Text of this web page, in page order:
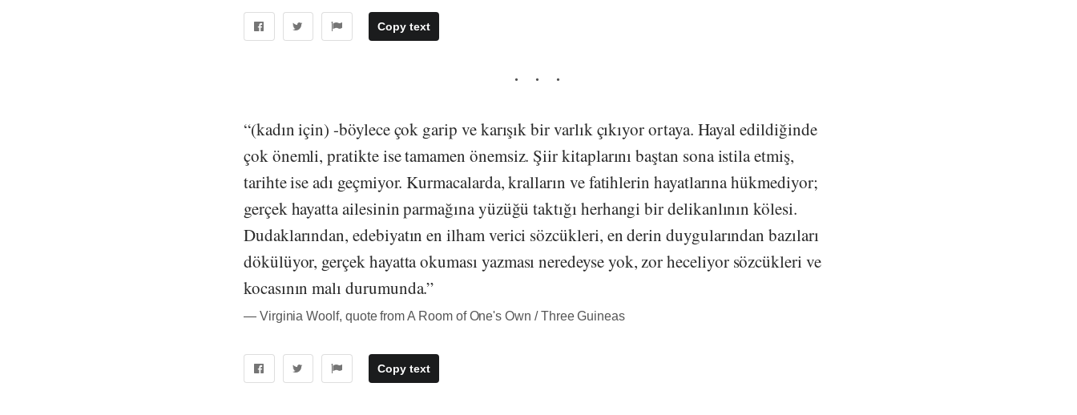
Copy text
“(kadın için) -böylece çok garip ve karışık bir varlık çıkıyor ortaya. Hayal edildiğinde
çok önemli, pratikte ise tamamen önemsiz. Şiir kitaplarını baştan sona istila etmiş,
tarihte ise adı geçmiyor. Kurmacalarda, kralların ve fatihlerin hayatlarına hükmediyor;
gerçek hayatta ailesinin parmağına yüzüğü taktığı herhangi bir delikanlının kölesi.
Dudaklarından, edebiyatın en ilham verici sözcükleri, en derin duygularından bazıları
dökülüyor, gerçek hayatta okuması yazması neredeyse yok, zor heceliyor sözcükleri ve
kocasının malı durumunda.”
― Virginia Woolf, quote from A Room of One's Own / Three Guineas
Copy text